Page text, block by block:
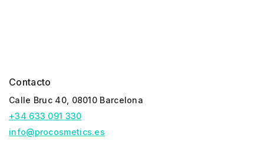
Contacto
Calle Bruc 40, 08010 Barcelona
+34 633 091 330
info@procosmetics.es